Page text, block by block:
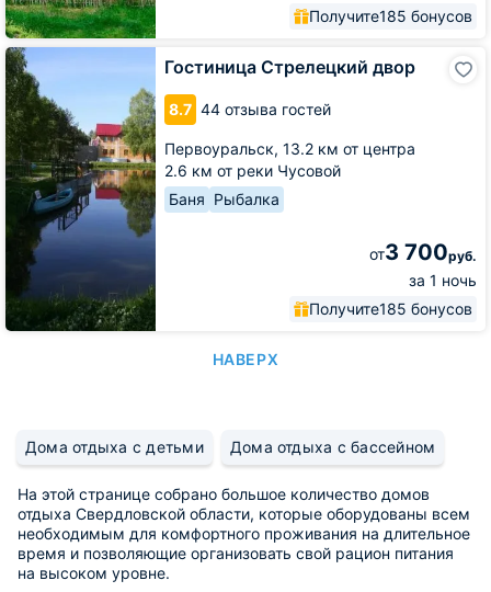
Получите185 бонусов
Гостиница Стрелецкий двор
8.7 44 отзыва гостей
Первоуральск, 13.2 км от центра
2.6 км от реки Чусовой
Баня Рыбалка
от3 700руб.
за 1 ночь
Получите185 бонусов
Гостиница
Стрелецкий
двор
НАВЕРХ
Дома отдыха с детьми Дома отдыха с бассейном
На этой странице собрано большое количество домов
отдыха Свердловской области, которые оборудованы всем
необходимым для комфортного проживания на длительное
время и позволяющие организовать свой рацион питания
на высоком уровне.